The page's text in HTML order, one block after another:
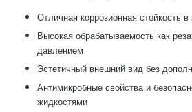
Отличная коррозионная стойкость
Высокая обрабатываемость как
давлением
Эстетичный внешний вид без
Антимикробные свойства и
жидкостями